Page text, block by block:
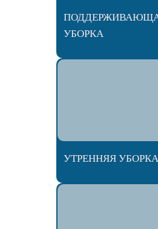
УБОРКА
УТРЕННЯЯ УБОРКА